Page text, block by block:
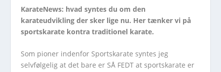
KarateNews: hvad syntes du om den
karateudvikling der sker lige nu. Her tænker vi på
sportskarate kontra traditionel karate.
Som pioner indenfor Sportskarate syntes jeg
selvfølgelig at det bare er SÅ FEDT at sportskarate er